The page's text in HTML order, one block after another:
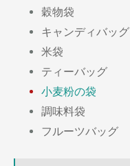
穀物袋
キャンディバッグ
米袋
ティーバッグ
小麦粉の袋
調味料袋
フルーツバッグ